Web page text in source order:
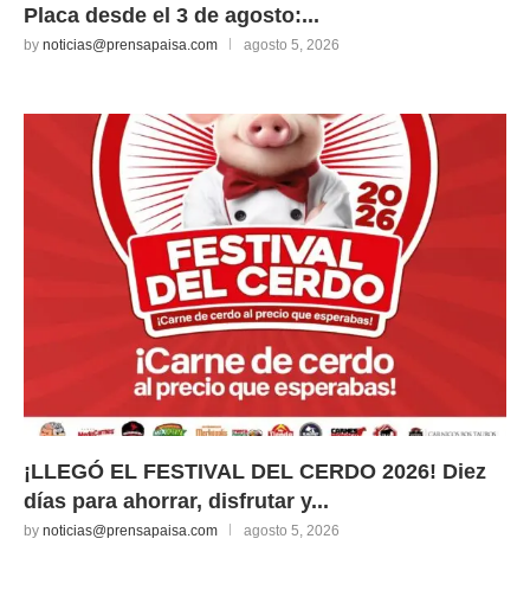
Placa desde el 3 de agosto:...
by noticias@prensapaisa.com agosto 5, 2026
¡LLEGÓ EL FESTIVAL DEL CERDO 2026! Diez
días para ahorrar, disfrutar y...
by noticias@prensapaisa.com agosto 5, 2026